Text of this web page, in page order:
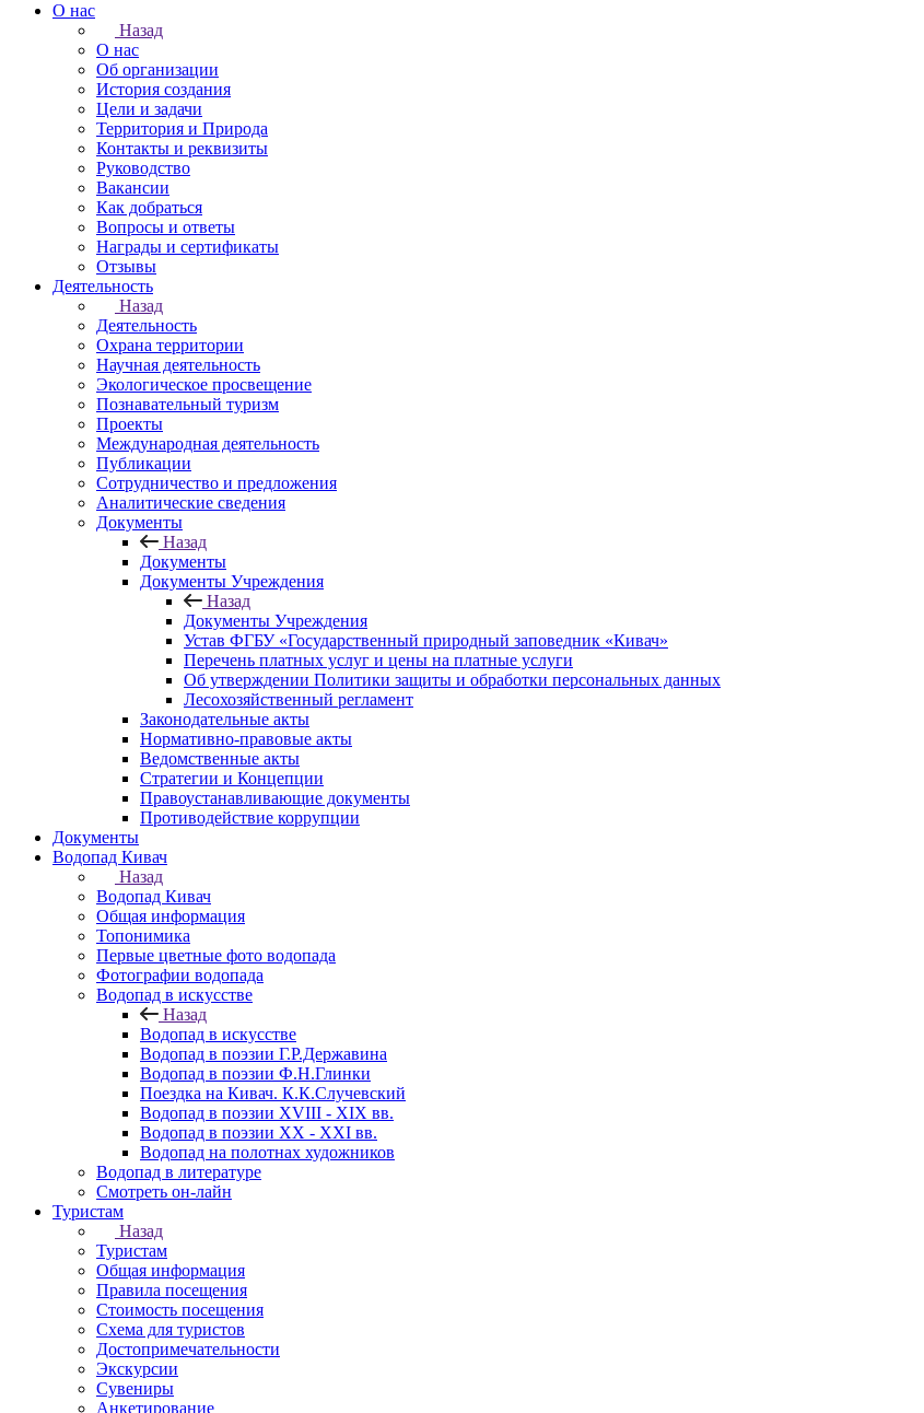
О нас
Назад
О нас
Об организации
История создания
Цели и задачи
Территория и Природа
Контакты и реквизиты
Руководство
Вакансии
Как добраться
Вопросы и ответы
Награды и сертификаты
Отзывы
Деятельность
Назад
Деятельность
Охрана территории
Научная деятельность
Экологическое просвещение
Познавательный туризм
Проекты
Международная деятельность
Публикации
Сотрудничество и предложения
Аналитические сведения
Документы
Назад
Документы
Документы Учреждения
Назад
Документы Учреждения
Устав ФГБУ «Государственный природный заповедник «Кивач»
Перечень платных услуг и цены на платные услуги
Об утверждении Политики защиты и обработки персональных данных
Лесохозяйственный регламент
Законодательные акты
Нормативно-правовые акты
Ведомственные акты
Стратегии и Концепции
Правоустанавливающие документы
Противодействие коррупции
Документы
Водопад Кивач
Назад
Водопад Кивач
Общая информация
Топонимика
Первые цветные фото водопада
Фотографии водопада
Водопад в искусстве
Назад
Водопад в искусстве
Водопад в поэзии Г.Р.Державина
Водопад в поэзии Ф.Н.Глинки
Поездка на Кивач. К.К.Случевский
Водопад в поэзии XVIII - XIX вв.
Водопад в поэзии XX - XXI вв.
Водопад на полотнах художников
Водопад в литературе
Смотреть он-лайн
Туристам
Назад
Туристам
Общая информация
Правила посещения
Стоимость посещения
Схема для туристов
Достопримечательности
Экскурсии
Сувениры
Анкетирование